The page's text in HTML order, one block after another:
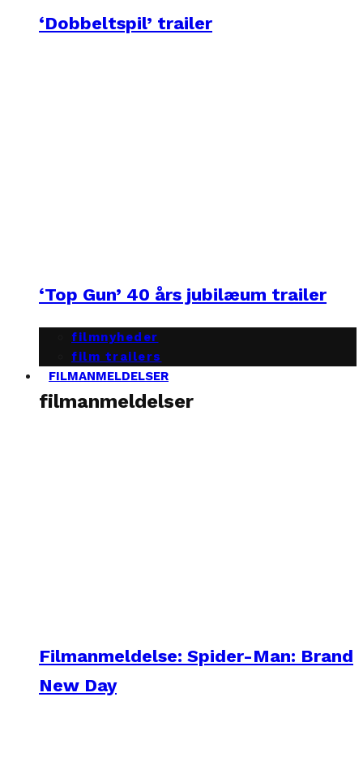
‘Dobbeltspil’ trailer
‘Top Gun’ 40 års jubilæum trailer
filmnyheder
film trailers
FILMANMELDELSER
filmanmeldelser
Filmanmeldelse: Spider-Man: Brand
New Day